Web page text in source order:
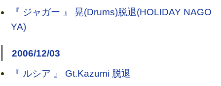
『 ジャガー 』 晃(Drums)脱退(HOLIDAY NAGO
YA)
2006/12/03
『 ルシア 』 Gt.Kazumi 脱退